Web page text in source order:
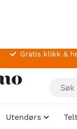
Gratis klikk &
Utendørs